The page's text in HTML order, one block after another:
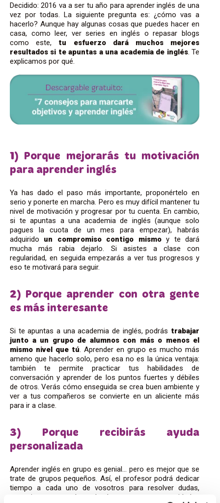
Decidido: 2016 va a ser tu año para aprender inglés de una
vez por todas. La siguiente pregunta es: ¿cómo vas a
hacerlo? Aunque hay algunas cosas que puedes hacer en
casa, como leer, ver series en inglés o repasar blogs
como este, tu esfuerzo dará muchos mejores
resultados si te apuntas a una academia de inglés. Te
explicamos por qué.
1) Porque mejorarás tu motivación
para aprender inglés
Ya has dado el paso más importante, proponértelo en
serio y ponerte en marcha. Pero es muy difícil mantener tu
nivel de motivación y progresar por tu cuenta. En cambio,
si te apuntas a una academia de inglés (aunque solo
pagues la cuota de un mes para empezar), habrás
adquirido un compromiso contigo mismoy te dará
mucha más rabia dejarlo. Si asistes a clase con
regularidad, en seguida empezarás a ver tus progresos y
eso te motivará para seguir.
2) Porque aprender con otra gente
es más interesante
Si te apuntas a una academia de inglés, podrás trabajar
junto a un grupo de alumnos con más o menos el
mismo nivel que tú. Aprender en grupo es mucho más
ameno que hacerlo solo, pero esa no es la única ventaja:
también te permite practicar tus habilidades de
conversación y aprender de los puntos fuertes y débiles
de otros. Verás cómo enseguida se crea buen ambiente y
ver a tus compañeros se convierte en un aliciente más
para ir a clase.
3) Porque recibirás ayuda
personalizada
Aprender inglés en grupo es genial… pero es mejor que se
trate de grupos pequeños. Así, el profesor podrá dedicar
tiempo a cada uno de vosotros para resolver dudas,
corregir errores y adaptar la clase a vuestras necesidades